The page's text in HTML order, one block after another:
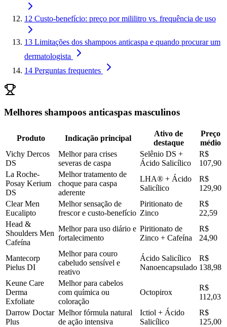
12 Custo-benefício: preço por mililitro vs. frequência de uso
13 Limitações dos shampoos anticaspa e quando procurar um
dermatologista
14 Perguntas frequentes
Melhores shampoos anticaspas masculinos
Produto Indicação principal
Ativo de
destaque
Preço
médio
Vichy Dercos
DS
Melhor para crises
severas de caspa
Selênio DS +
Ácido Salicílico
R$
107,90
La Roche-
Posay Kerium
DS
Melhor tratamento de
choque para caspa
aderente
LHA® + Ácido
Salicílico
R$
129,90
Clear Men
Eucalipto
Melhor sensação de
frescor e custo-benefício
Piritionato de
Zinco
R$
22,59
Head &
Shoulders Men
Cafeína
Melhor para uso diário e
fortalecimento
Piritionato de
Zinco + Cafeína
R$
24,90
Mantecorp
Pielus DI
Melhor para couro
cabeludo sensível e
reativo
Ácido Salicílico
Nanoencapsulado
R$
138,98
Keune Care
Derma
Exfoliate
Melhor para cabelos
com química ou
coloração
Octopirox
R$
112,03
Darrow Doctar
Plus
Melhor fórmula natural
de ação intensiva
Ictiol + Ácido
Salicílico
R$
125,00